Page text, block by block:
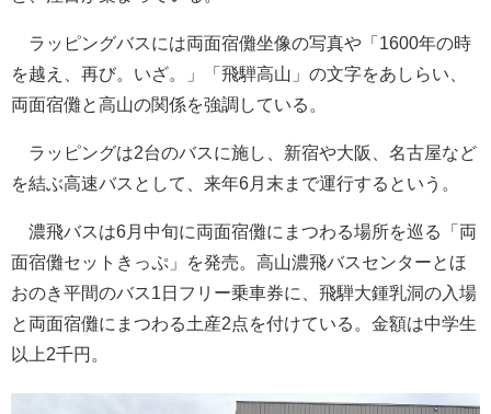
ラッピングバスには両面宿儺坐像の写真や「1600年の時
を越え、再び。いざ。」「飛騨高山」の文字をあしらい、
両面宿儺と高山の関係を強調している。
ラッピングは2台のバスに施し、新宿や大阪、名古屋など
を結ぶ高速バスとして、来年6月末まで運行するという。
濃飛バスは6月中旬に両面宿儺にまつわる場所を巡る「両
面宿儺セットきっぷ」を発売。高山濃飛バスセンターとほ
おのき平間のバス1日フリー乗車券に、飛騨大鍾乳洞の入場
と両面宿儺にまつわる土産2点を付けている。金額は中学生
以上2千円。